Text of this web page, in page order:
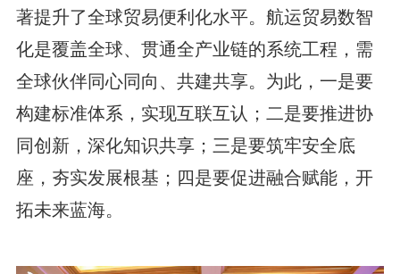
著提升了全球贸易便利化水平。航运贸易数智
化是覆盖全球、贯通全产业链的系统工程，需
全球伙伴同心同向、共建共享。为此，一是要
构建标准体系，实现互联互认；二是要推进协
同创新，深化知识共享；三是要筑牢安全底
座，夯实发展根基；四是要促进融合赋能，开
拓未来蓝海。